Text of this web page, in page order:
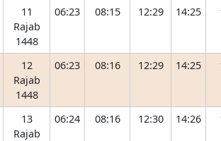
11
Rajab
1448
06:23 08:15 12:29 14:25
12
Rajab
1448
06:23 08:16 12:29 14:25
13
Rajab
06:24 08:16 12:30 14:26